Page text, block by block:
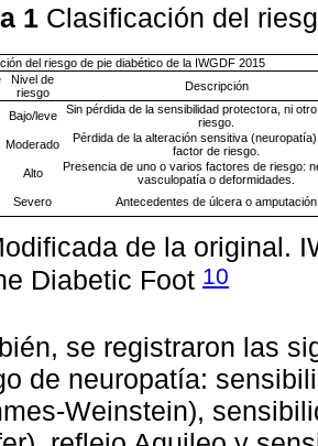
1 Clasificación del
del riesgo de pie diabético de la IWGDF 2015
Nivel de
riesgo
Descripción
Bajo/leve
Sin pérdida de la sensibilidad protectora, ni
riesgo.
Moderado
Pérdida de la alteración sensitiva
factor de riesgo.
Alto
Presencia de uno o varios factores de riesgo:
vasculopatía o deformidades.
Severo Antecedentes de úlcera o amputación
de la original.
Diabetic Foot 10
se registraron las
de neuropatía:
Weinstein),